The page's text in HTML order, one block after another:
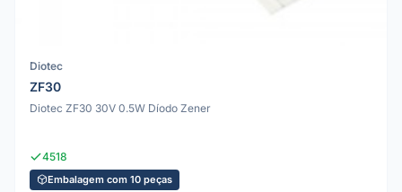
Diotec
ZF30
Diotec ZF30 30V 0.5W Díodo Zener
4518
Embalagem com 10 peças